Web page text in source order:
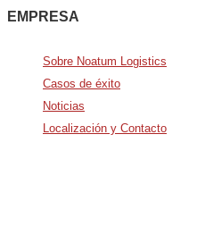
EMPRESA
Sobre Noatum Logistics
Casos de éxito
Noticias
Localización y Contacto